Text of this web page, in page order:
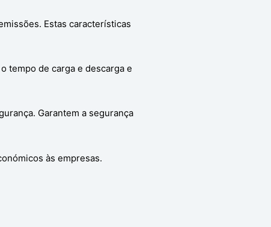
Estas características
tempo de carga e descarga e
Garantem a segurança
às empresas.